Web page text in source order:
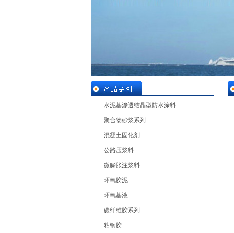
水泥基渗透结晶型防水涂料
聚合物砂浆系列
混凝土固化剂
公路压浆料
微膨胀注浆料
环氧胶泥
环氧基液
碳纤维胶系列
粘钢胶